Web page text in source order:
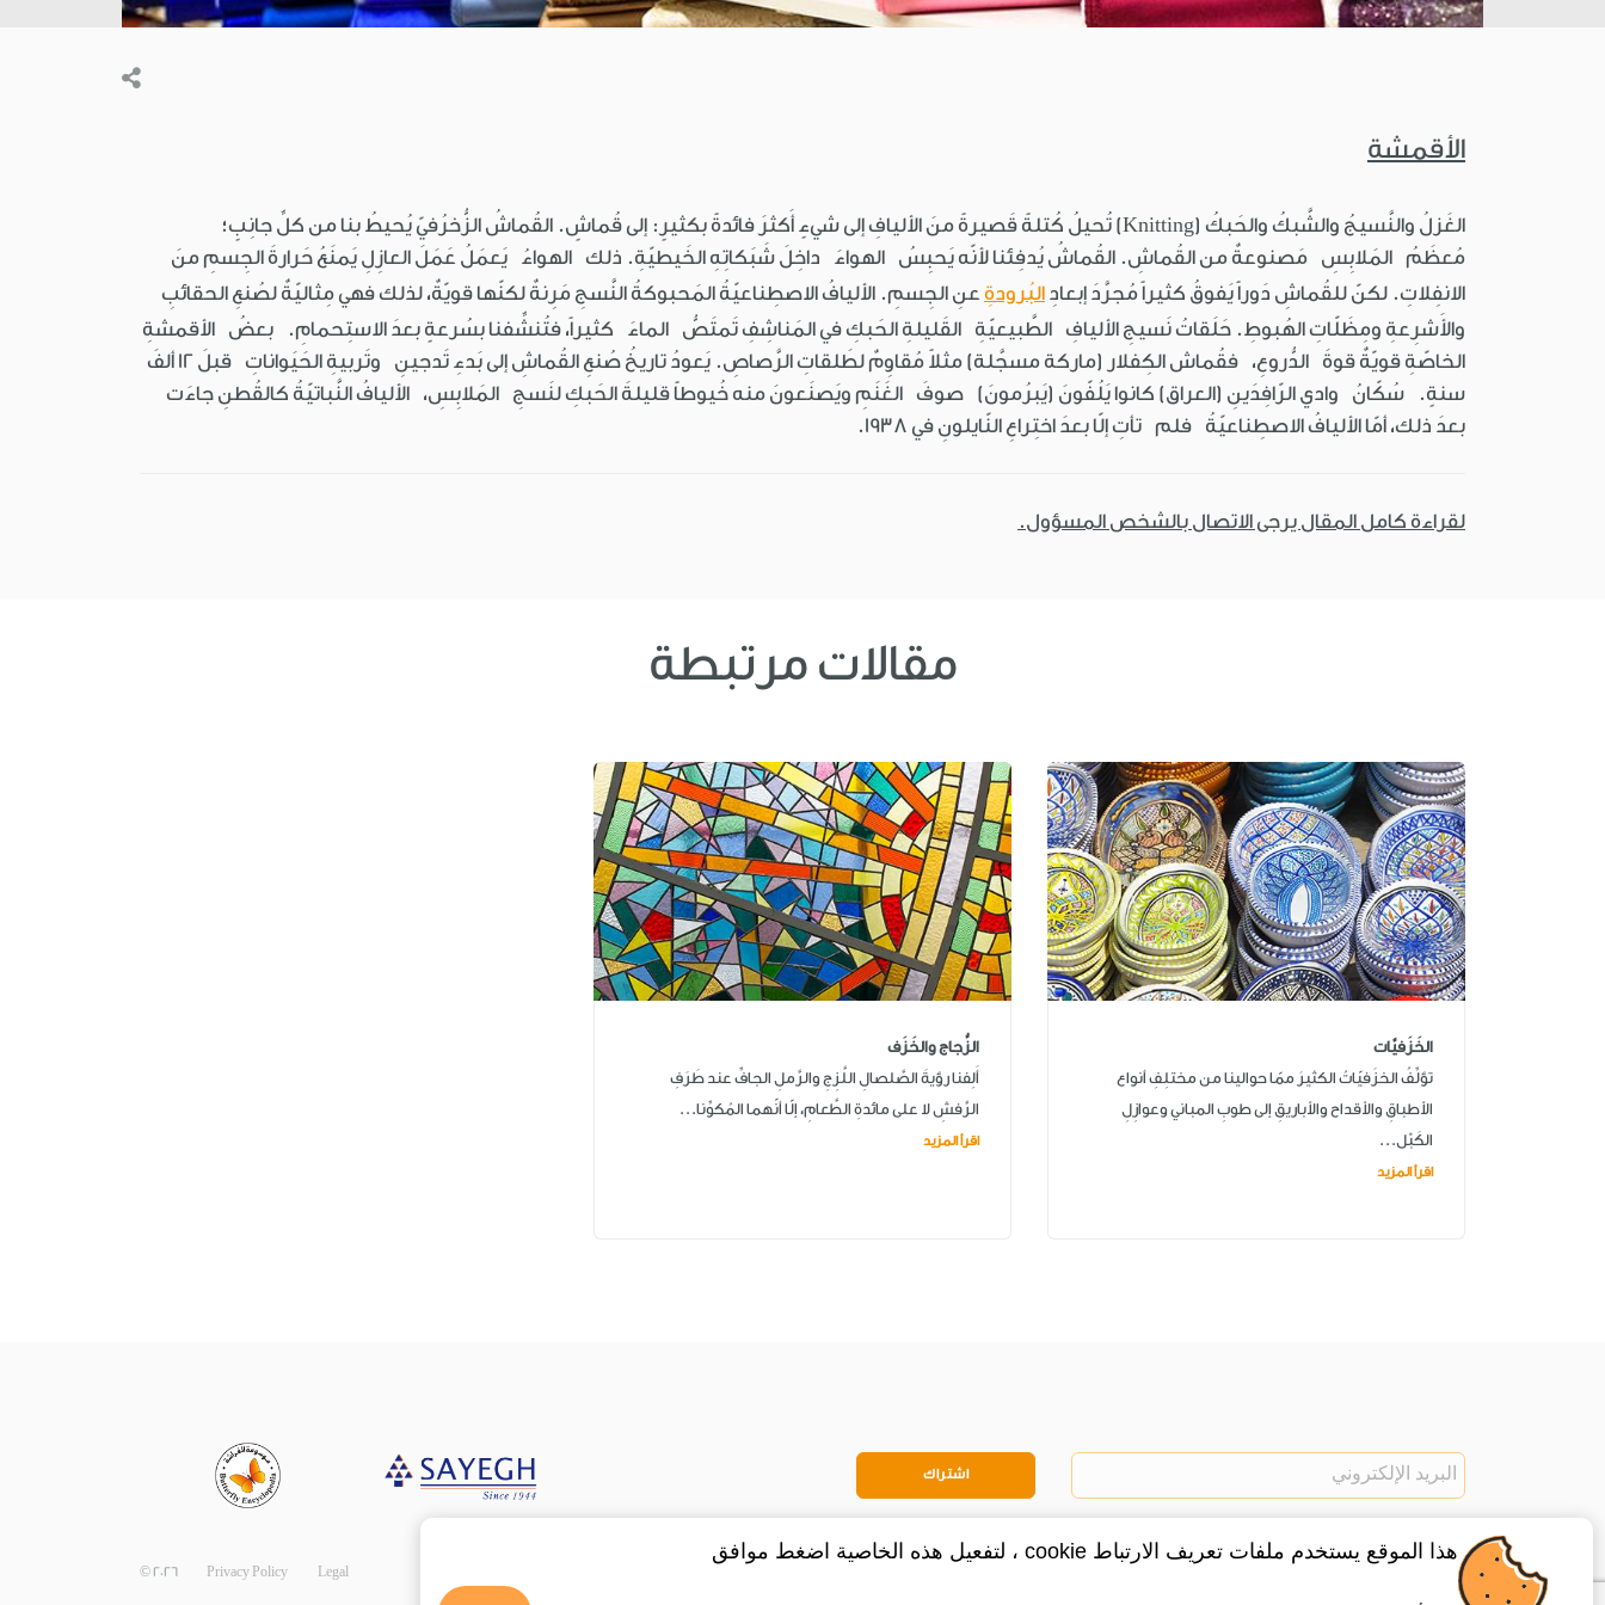
الأقمشة
الغَزلُ والنَّسيجُ والشَّبكُ والحَبكُ (Knitting) تُحيلُ كُتلةً قَصيرةً منَ الأليافِ إلى شيءٍ أَكثرَ فائدةً بكثيرٍ: إلى قُماشٍ. القُماشُ الزُّخرُفيّ يُحيطُ بنا من كلِّ جانِبٍ؛
مُعظَمُ المَلابِسِ مَصنوعةٌ من القُماشِ. القُماشُ يُدفِئنا لأنّه يَحبِسُ الهواءَ داخِلَ شَبَكاتِهِ الخَيطيّةِ. ذلك الهواءُ يَعمَلُ عَمَلَ العازِلِ يَمنَعُ حَرارةَ الجِسمِ منَ
الانفِلاتِ. لكنّ للقُماشِ دَوراً يَفوقُ كثيراً مُجرَّدَ إبعادِ البُرودةِ عنِ الجِسمِ. الأليافُ الاصطِناعيّةُ المَحبوكةُ النَّسجِ مَرِنةٌ لكنّها قويّةٌ، لذلك فهي مِثاليّةٌ لصُنعِ الحقائبِ
والأَشرِعةِ ومِظَلّاتِ الهُبوطِ. حَلَقاتُ نَسيجِ الأليافِ الطَّبيعيّةِ القَليلةِ الحَبكِ في المَناشِفِ تَمتَصُّ الماءَ كثيراً، فتُنشِّفنا بسُرعةٍ بعدَ الاستِحمامِ. بعضُ الأقمشةِ
الخاصّةِ قويّةٌ قوةَ الدُّروعِ، فقُماش الكِفلار (ماركة مسجَّلة) مثلاً مُقاوِمٌ لطَلقاتِ الرَّصاصِ. يَعودُ تاريخُ صُنعِ القُماشِ إلى بَدءِ تَدجينِ وتَربيةِ الحَيَواناتِ قبلَ 12 ألفَ
سنةٍ. سُكّانُ وادي الرّافِدَينِ (العراق) كانوا يَلُفّونَ (يَبرُمونَ) صوفَ الغَنَمِ ويَصنَعونَ منه خُيوطاً قليلةَ الحَبكِ لنَسجِ المَلابِسِ، الأليافُ النَّباتيّةُ كالقُطنِ جاءَت
بعدَ ذلك، أمّا الأليافُ الاصطِناعيّةُ فلم تأتِ إلّا بعدَ اختِراعِ النّايلونِ في 1938.
لقراءة كامل المقال يرجى الاتصال بالشخص المسؤول.
مقالات مرتبطة
الخَزَفيَّات
تؤلِّفُ الخزَفيّاتُ الكثيرَ ممّا حوالينا من مختلِفِ أنواع
الأطباقِ والأقداح والأباريقِ إلى طوبِ المباني وعوازِلِ
الكَبْل...
اقرأ المزيد
الزُّجاج والخَزَف
أَلِفنا رؤيةَ الصَّلصالِ اللَّزِجِ والرَّملِ الجافِّ عند طَرَفِ
الرَّفشِ لا على مائدةِ الطَّعامِ، إلّا أنّهما المُكوِّنا...
اقرأ المزيد
اشتراك
© 2026 Privacy Policy Legal
هذا الموقع يستخدم ملفات تعريف الارتباط cookie ، لتفعيل هذه الخاصية اضغط موافق